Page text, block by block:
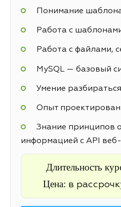
Понимание
Работа с
Работа с файлами,
MySQL — базовый
Умение
Опыт
Знание принципов
информацией с API
Длительность
Цена: в